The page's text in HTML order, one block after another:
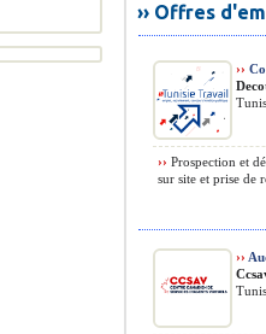
›› Offres
››
›› Prospection et
sur site et prise de
››